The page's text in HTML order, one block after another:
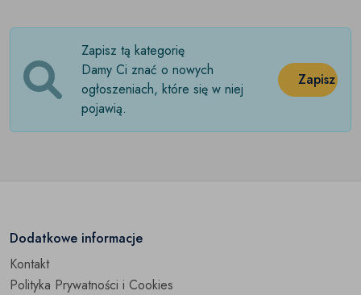
Zapisz tą kategorię
Damy Ci znać o nowych
ogłoszeniach, które się w niej
pojawią.
Zapisz
Dodatkowe informacje
Kontakt
Polityka Prywatności i Cookies